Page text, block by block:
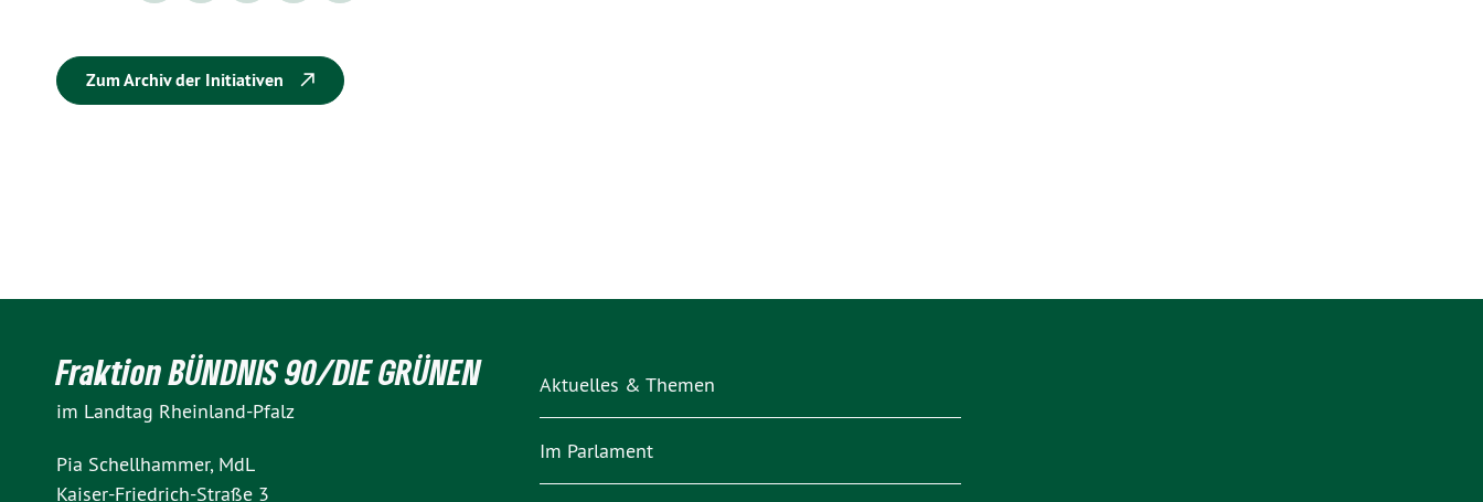
Zum Archiv der Initiativen
Fraktion BÜNDNIS 90/DIE GRÜNEN
im Landtag Rheinland-Pfalz
Pia Schellhammer, MdL
Kaiser-Friedrich-Straße 3
Aktuelles & Themen
Im Parlament